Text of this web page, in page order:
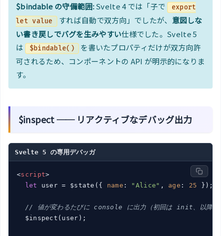
$bindable の守備範囲:Svelte 4 では「子で
export
let value
すれば自動で双方向」でしたが、 意図しな
い書き戻しでバグを生みやすい仕様でした。Svelte 5
は
$bindable()
を書いたプロパティだけが双方向許
可されるため、コンポーネントの API が明示的になりま
す。
$inspect ── リアクティブなデバッグ出力
Svelte 5 の専用デバッガ
<script>
let
user = $state({ name : "Alice" , age : 25 });
// 値が変わるたびに console に出力（初回は init、以降は
  $inspect(user);